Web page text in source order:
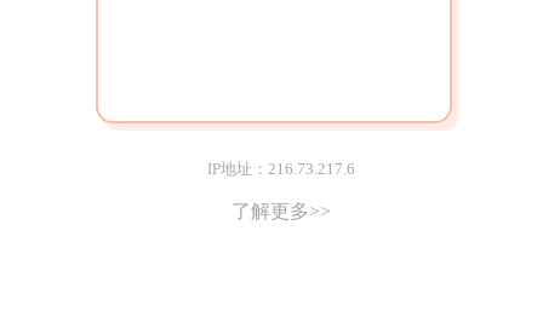
IP地址：216.73.217.6
了解更多>>